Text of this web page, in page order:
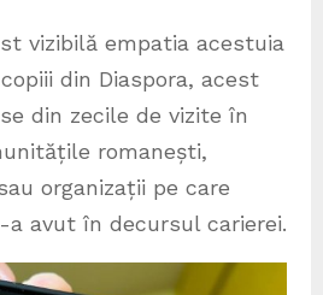
vizibilă empatia acestuia
din Diaspora, acest
din zecile de vizite în
romanești,
organizații pe care
a avut în decursul carierei.